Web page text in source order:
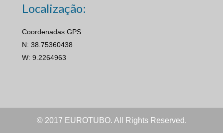
Localização:
Coordenadas GPS:
N: 38.75360438
W: 9.2264963
© 2017 EUROTUBO. All Rights Reserved.